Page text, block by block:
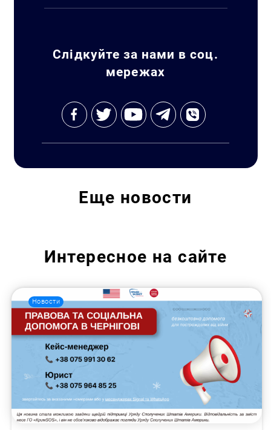
Слідкуйте за нами в соц.
мережах
Еще новости
Интересное на сайте
Новости